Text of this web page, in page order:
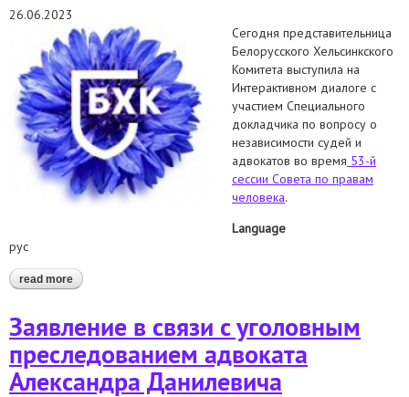
26.06.2023
Сегодня представительница
Белорусского Хельсинкского
Комитета выступила на
Интерактивном диалоге с
участием Специального
докладчика по вопросу о
независимости судей и
адвокатов во время 53-й
сессии Совета по правам
человека.
Language
рус
read more about выступили на интерактивном диалоге с участием
специального докладчика по вопросу о независимости
Заявление в связи с уголовным
преследованием адвоката
Александра Данилевича